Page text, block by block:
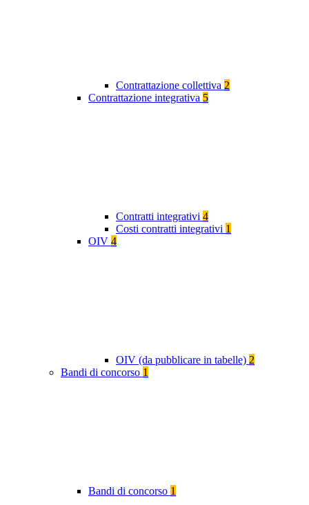
Contrattazione collettiva 2
Contrattazione integrativa 5
Contratti integrativi 4
Costi contratti integrativi 1
OIV 4
OIV (da pubblicare in tabelle) 2
Bandi di concorso 1
Bandi di concorso 1